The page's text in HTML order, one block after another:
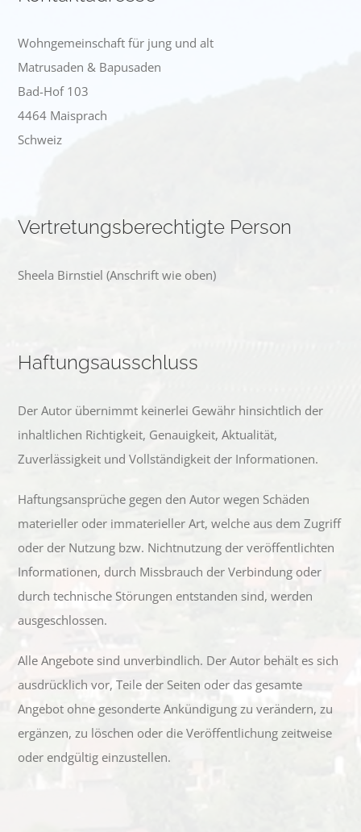
GALERIE
Wohngemeinschaft für jung und alt
Matrusaden & Bapusaden
Bad-Hof 103
4464 Maisprach
Schweiz
Vertretungsberechtigte Person
Sheela Birnstiel (Anschrift wie oben)
Haftungsausschluss
Der Autor übernimmt keinerlei Gewähr hinsichtlich der
inhaltlichen Richtigkeit, Genauigkeit, Aktualität,
Zuverlässigkeit und Vollständigkeit der Informationen.
Haftungsansprüche gegen den Autor wegen Schäden
materieller oder immaterieller Art, welche aus dem Zugriff
oder der Nutzung bzw. Nichtnutzung der veröffentlichten
Informationen, durch Missbrauch der Verbindung oder
durch technische Störungen entstanden sind, werden
ausgeschlossen.
Alle Angebote sind unverbindlich. Der Autor behält es sich
ausdrücklich vor, Teile der Seiten oder das gesamte
Angebot ohne gesonderte Ankündigung zu verändern, zu
ergänzen, zu löschen oder die Veröffentlichung zeitweise
oder endgültig einzustellen.